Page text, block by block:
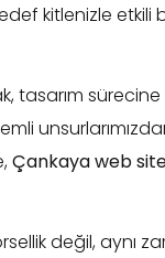
kitlenizle
tasarım
Çankaya web
değil, aynı